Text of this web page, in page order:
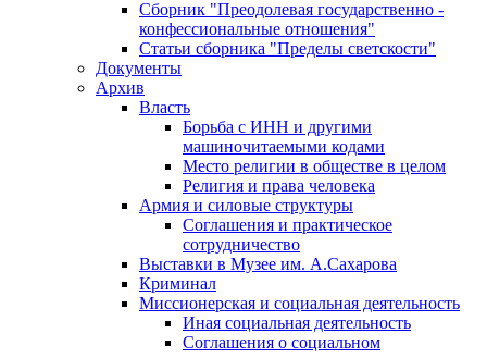
Сборник "Преодолевая государственно -
конфессиональные отношения"
Статьи сборника "Пределы светскости"
Документы
Архив
Власть
Борьба с ИНН и другими
машиночитаемыми кодами
Место религии в обществе в целом
Религия и права человека
Армия и силовые структуры
Соглашения и практическое
сотрудничество
Выставки в Музее им. А.Сахарова
Криминал
Миссионерская и социальная деятельность
Иная социальная деятельность
Соглашения о социальном